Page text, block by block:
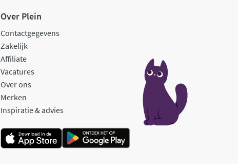
Over Plein
Contactgegevens
Zakelijk
Affiliate
Vacatures
Over ons
Merken
Inspiratie & advies